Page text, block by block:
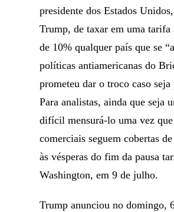
presidente dos Estados
Trump, de taxar em uma tarifa
de 10% qualquer país que se
políticas antiamericanas do
prometeu dar o troco caso seja
Para analistas, ainda que seja
difícil mensurá-lo uma vez que
comerciais seguem cobertas
às vésperas do fim da pausa
Washington, em 9 de julho.
Trump anunciou no domingo,